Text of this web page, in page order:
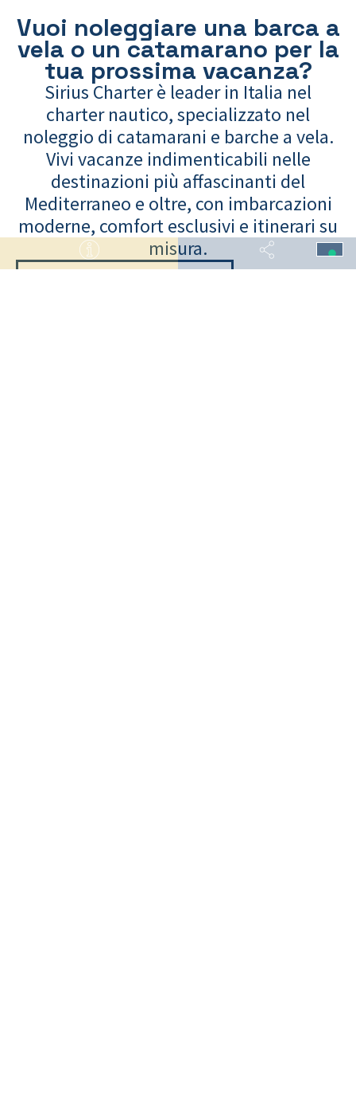
Vuoi noleggiare una barca a
vela o un catamarano per la
tua prossima vacanza?
Sirius Charter è leader in Italia nel
charter nautico, specializzato nel
noleggio di catamarani e barche a vela.
Vivi vacanze indimenticabili nelle
destinazioni più affascinanti del
Mediterraneo e oltre, con imbarcazioni
moderne, comfort esclusivi e itinerari su
misura.
Il team
Assicurazione
Darsena San Marco
Charter
Video
Iscriviti alla nostra newsletter
Adria Ship ©2026 | P. Iva e C.F. IT02146300302 | CS 10.200 i.v.
Privacy PolicyCredits
YouTube FacebookInstagram LinkedInTikTok